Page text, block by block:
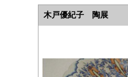
木戸優紀子 陶展